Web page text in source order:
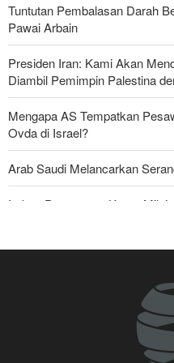
Tuntutan Pembalasan Darah
Pawai Arbain
Presiden Iran: Kami Akan
Diambil Pemimpin Palestina
Mengapa AS Tempatkan
Ovda di Israel?
Arab Saudi Melancarkan
Imbas Pernyataan Kasar Milei;
Mayjen Mohsen Rezaei: Kami
terhadap Amerika Serikat
Militer Yaman Serang Kapal